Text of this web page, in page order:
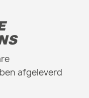
afgeleverd